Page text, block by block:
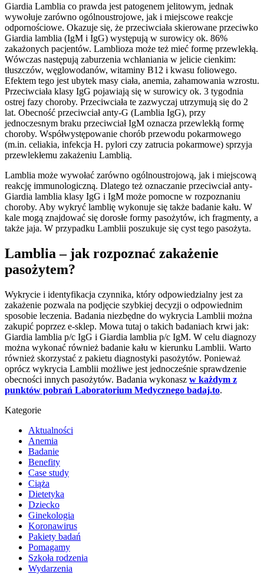
Giardia Lamblia co prawda jest patogenem jelitowym, jednak
wywołuje zarówno ogólnoustrojowe, jak i miejscowe reakcje
odpornościowe. Okazuje się, że przeciwciała skierowane przeciwko
Giardia lamblia (IgM i IgG) występują w surowicy ok. 86%
zakażonych pacjentów. Lamblioza może też mieć formę przewlekłą.
Wówczas następują zaburzenia wchłaniania w jelicie cienkim:
tłuszczów, węglowodanów, witaminy B12 i kwasu foliowego.
Efektem tego jest ubytek masy ciała, anemia, zahamowania wzrostu.
Przeciwciała klasy IgG pojawiają się w surowicy ok. 3 tygodnia
ostrej fazy choroby. Przeciwciała te zazwyczaj utrzymują się do 2
lat. Obecność przeciwciał anty-G (Lamblia IgG), przy
jednoczesnym braku przeciwciał IgM oznacza przewlekłą formę
choroby. Współwystępowanie chorób przewodu pokarmowego
(m.in. celiakia, infekcja H. pylori czy zatrucia pokarmowe) sprzyja
przewlekłemu zakażeniu Lamblią.
Lamblia może wywołać zarówno ogólnoustrojową, jak i miejscową
reakcję immunologiczną. Dlatego też oznaczanie przeciwciał anty-
Giardia lamblia klasy IgG i IgM może pomocne w rozpoznaniu
choroby. Aby wykryć lamblię wykonuje się także badanie kału. W
kale mogą znajdować się dorosłe formy pasożytów, ich fragmenty, a
także jaja. W przypadku Lamblii poszukuje się cyst tego pasożyta.
Lamblia – jak rozpoznać zakażenie
pasożytem?
Wykrycie i identyfikacja czynnika, który odpowiedzialny jest za
zakażenie pozwala na podjęcie szybkiej decyzji o odpowiednim
sposobie leczenia. Badania niezbędne do wykrycia Lamblii można
zakupić poprzez e-sklep. Mowa tutaj o takich badaniach krwi jak:
Giardia lamblia p/c IgG i Giardia lamblia p/c IgM. W celu diagnozy
można wykonać również badanie kału w kierunku Lamblii. Warto
również skorzystać z pakietu diagnostyki pasożytów. Ponieważ
oprócz wykrycia Lamblii możliwe jest jednocześnie sprawdzenie
obecności innych pasożytów. Badania wykonasz w każdym z
punktów pobrań Laboratorium Medycznego badaj.to.
Kategorie
Aktualności
Anemia
Badanie
Benefity
Case study
Ciąża
Dietetyka
Dziecko
Ginekologia
Koronawirus
Pakiety badań
Pomagamy
Szkoła rodzenia
Wydarzenia